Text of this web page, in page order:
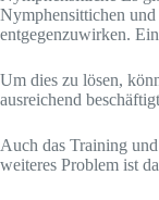
Nymphensittichen
entgegenzuwirken.
Um dies zu lösen,
ausreichend
Auch das Training
weiteres Problem ist